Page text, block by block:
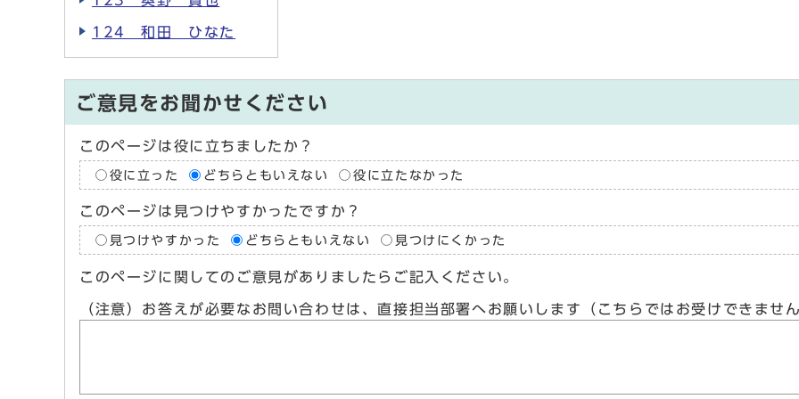
124 和田 ひなた
ご意見をお聞かせください
このページは役に立ちましたか？
役に立った どちらともいえない 役に立たなかった
このページは見つけやすかったですか？
見つけやすかった どちらともいえない 見つけにくかった
このページに関してのご意見がありましたらご記入ください。
（注意）お答えが必要なお問い合わせは、直接担当部署へお願いします（こちらではお受けできませ